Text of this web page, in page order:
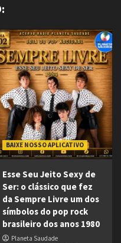
BAIXE NOSSO APLICATIVO
Esse Seu Jeito Sexy de
Ser: o clássico que fez
da Sempre Livre um dos
símbolos do pop rock
brasileiro dos anos 1980
Planeta Saudade